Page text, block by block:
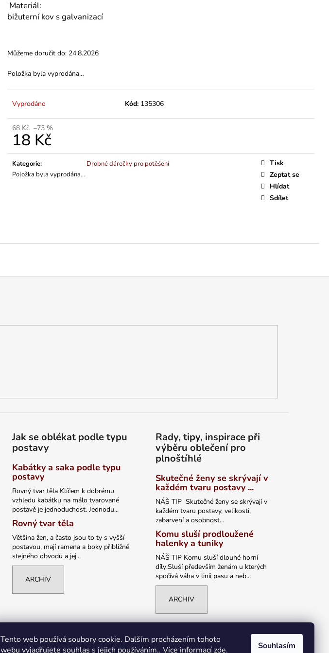
Tento web používá soubory cookie. Dalším procházením tohoto
webu vyjadřujete souhlas s jejich používáním.. Více informacízde. Souhlasím
Materiál:
bižuterní kov s galvanizací
Můžeme doručit do: 24.8.2026
Položka byla vyprodána…
Vyprodáno Kód: 135306
68 Kč –73 %
18 Kč
Měrná
cena:
Kategorie:
Drobné dárečky pro potěšení
Položka byla vyprodána…
Tisk
Zeptat se
Hlídat
Sdílet
839 Kč
Jak se oblékat podle typu
postavy
Kabátky a saka podle typu
postavy
Rovný tvar těla Klíčem k dobrému
vzhledu kabátku na málo tvarované
postavě je jednoduchost. Jednodu...
Rovný tvar těla
Většina žen, a často jsou to ty s vyšší
postavou, mají ramena a boky přibližně
stejného obvodu a jej...
ARCHIV
Rady, tipy, inspirace při
výběru oblečení pro
plnoštíhlé
Skutečné ženy se skrývají v
každém tvaru postavy ...
NÁŠ TIP Skutečné ženy se skrývají v
každém tvaru postavy, velikosti,
zabarvení a osobnost...
Komu sluší prodloužené
halenky a tuniky
NÁŠ TIP Komu sluší dlouhé horní
díly:Sluší především ženám u kterých
spočívá váha v linii pasu a neb...
ARCHIV